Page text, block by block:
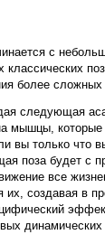
с
классических
более сложных
следующая
мышцы,
вы только что
поза будет с
все
создавая в
динамических